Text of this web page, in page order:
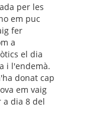
per les
em puc
fer
a
el dia
i l'endemà.
donat cap
em vaig
dia 8 del